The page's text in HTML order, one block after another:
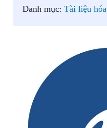
Danh mục: Tài liệu hóa